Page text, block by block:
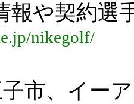
報や契約選
nikegolf/
市、イー